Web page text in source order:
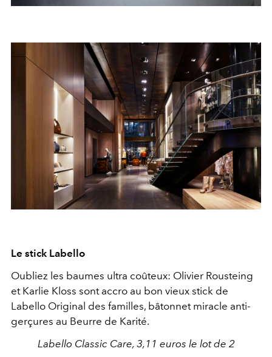
Le stick Labello
Oubliez les baumes ultra coûteux: Olivier Rousteing
et Karlie Kloss sont accro au bon vieux stick de
Labello Original des familles, bâtonnet miracle anti-
gerçures au Beurre de Karité.
Labello Classic Care, 3,11 euros le lot de 2